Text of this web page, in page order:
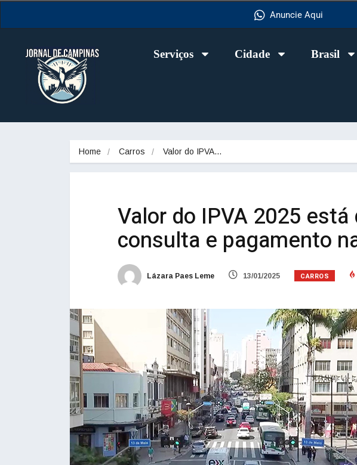
Anuncie Aqui
Serviços Cidade Brasil
Home Carros Valor do IPVA…
Valor do IPVA 2025
consulta e pagamento
Lázara Paes Leme 13/01/2025 CARROS